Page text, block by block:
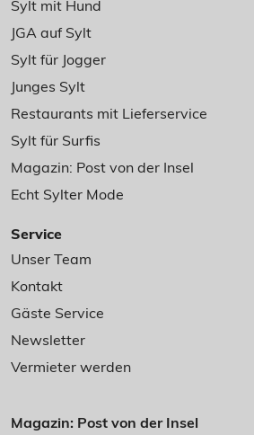
Sylt mit Hund
JGA auf Sylt
Sylt für Jogger
Junges Sylt
Restaurants mit Lieferservice
Sylt für Surfis
Magazin: Post von der Insel
Echt Sylter Mode
Service
Unser Team
Kontakt
Gäste Service
Newsletter
Vermieter werden
Magazin: Post von der Insel